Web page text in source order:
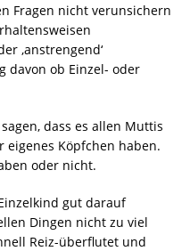
Fragen nicht verunsichern
‚anstrengend‘
davon ob Einzel- oder
dass es allen Muttis
eigenes Köpfchen haben.
oder nicht.
gut darauf
Dingen nicht zu viel
Reiz-überflutet und